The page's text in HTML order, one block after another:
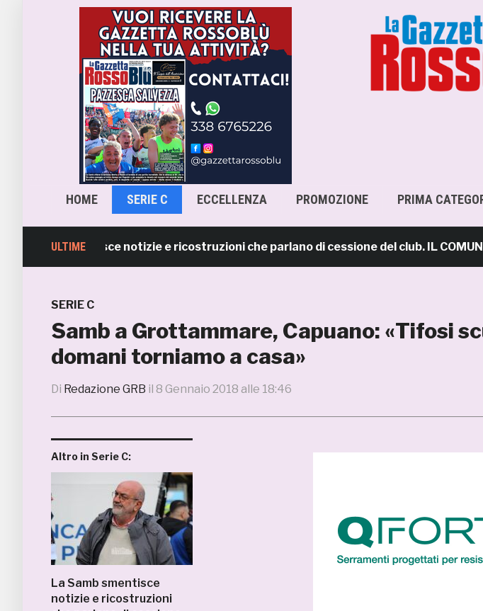
HOME SERIE C ECCELLENZA PROMOZIONE PRIMA
ULTIME
smentisce notizie e ricostruzioni che parlano di cessione del club. IL
SERIE C
Samb a Grottammare, Capuano: «Tifosi
domani torniamo a casa»
Di Redazione GRB il 8 Gennaio 2018 alle 18:46
Altro in Serie C:
La Samb smentisce
notizie e ricostruzioni